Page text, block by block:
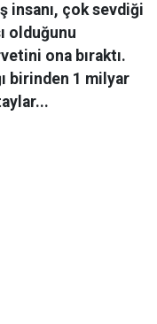
insanı, çok sevdiği
olduğunu
ona bıraktı.
birinden 1 milyar